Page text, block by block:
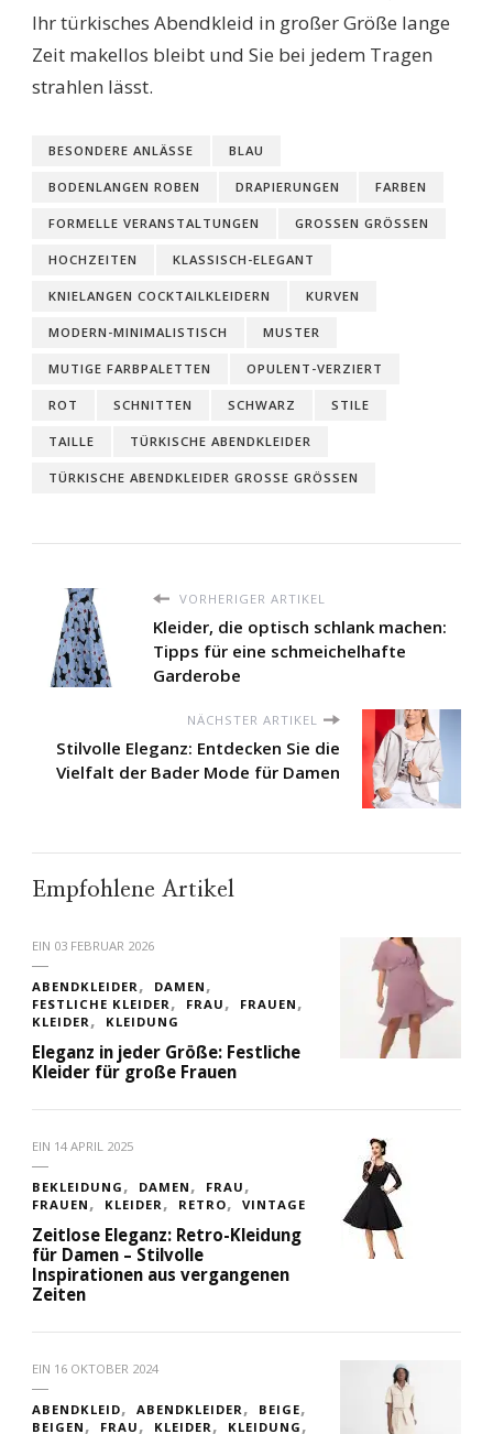
Ihr türkisches Abendkleid in großer Größe lange
Zeit makellos bleibt und Sie bei jedem Tragen
strahlen lässt.
BESONDERE ANLÄSSE BLAU
BODENLANGEN ROBEN DRAPIERUNGEN FARBEN
FORMELLE VERANSTALTUNGEN GROSSEN GRÖSSEN
HOCHZEITEN KLASSISCH-ELEGANT
KNIELANGEN COCKTAILKLEIDERN KURVEN
MODERN-MINIMALISTISCH MUSTER
MUTIGE FARBPALETTEN OPULENT-VERZIERT
ROT SCHNITTEN SCHWARZ STILE
TAILLE TÜRKISCHE ABENDKLEIDER
TÜRKISCHE ABENDKLEIDER GROSSE GRÖSSEN
VORHERIGER ARTIKEL
Kleider, die optisch schlank machen:
Tipps für eine schmeichelhafte
Garderobe
NÄCHSTER ARTIKEL
Stilvolle Eleganz: Entdecken Sie die
Vielfalt der Bader Mode für Damen
Empfohlene Artikel
EIN 03 FEBRUAR 2026
ABENDKLEIDER
DAMEN
FESTLICHE KLEIDER
FRAU
FRAUEN
KLEIDER
KLEIDUNG
Eleganz in jeder Größe: Festliche
Kleider für große Frauen
EIN 14 APRIL 2025
BEKLEIDUNG DAMEN
FRAU
FRAUEN
KLEIDER RETRO VINTAGE
Zeitlose Eleganz: Retro-Kleidung
für Damen – Stilvolle
Inspirationen aus vergangenen
Zeiten
EIN 16 OKTOBER 2024
ABENDKLEID ABENDKLEIDER
BEIGE
BEIGEN
FRAU KLEIDER KLEIDUNG